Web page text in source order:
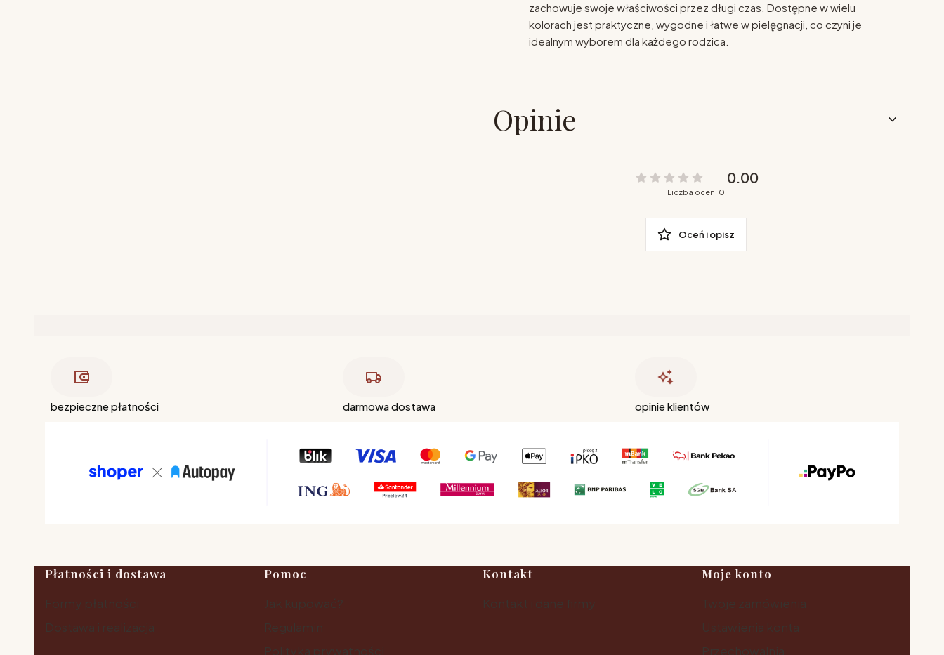
zachowuje swoje właściwości przez długi czas. Dostępne w wielu
kolorach jest praktyczne, wygodne i łatwe w pielęgnacji, co czyni je
idealnym wyborem dla każdego rodzica.
Opinie
0.00
Liczba ocen: 0
Oceń i opisz
bezpieczne płatności darmowa dostawa opinie klientów
Linki w stopce
Płatności i dostawa
Pomoc
Kontakt
Moje konto